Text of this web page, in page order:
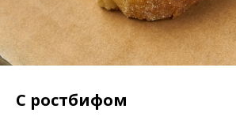
С ростбифом